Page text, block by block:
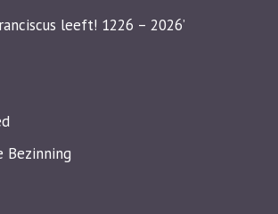
leeft! 1226 – 2026’
Bezinning